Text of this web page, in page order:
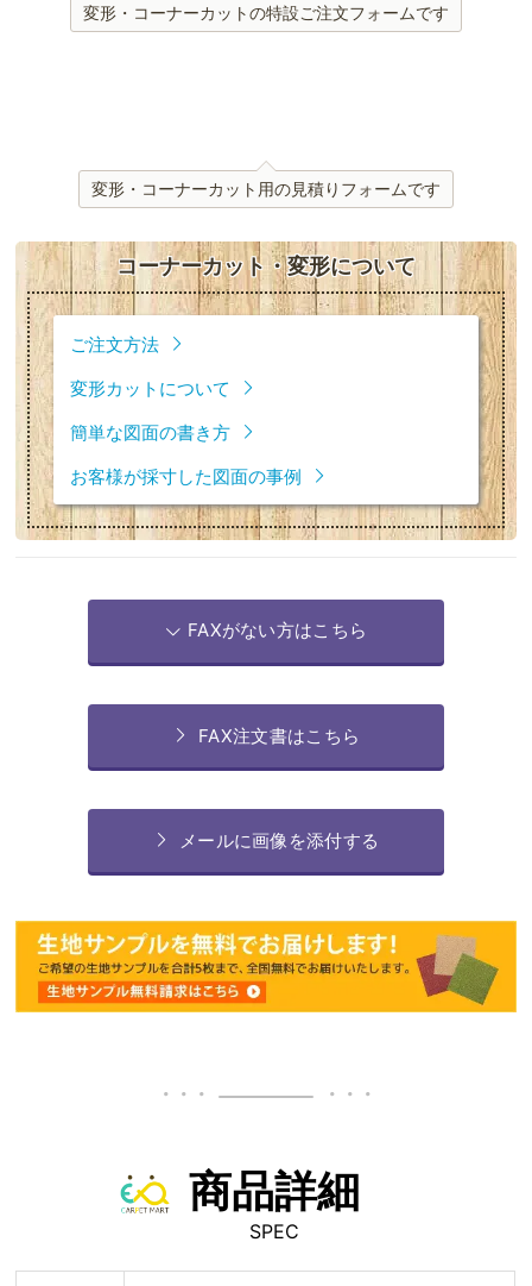
変形・コーナーカットの特設ご注文フォームです
変形・コーナーカット用の見積りフォームです
コーナーカット・変形について
ご注文方法
変形カットについて
簡単な図面の書き方
お客様が採寸した図面の事例
FAXがない方はこちら
FAX注文書はこちら
メールに画像を添付する
商品詳細
SPEC